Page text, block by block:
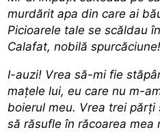
murdărit apa din care ai
Picioarele tale se scăldau
Calafat, nobilă spurcăciune!
I-auzi! Vrea să-mi fie
maţele lui, eu care nu m-
boierul meu. Vrea trei părţi
să răsufle în răcoarea